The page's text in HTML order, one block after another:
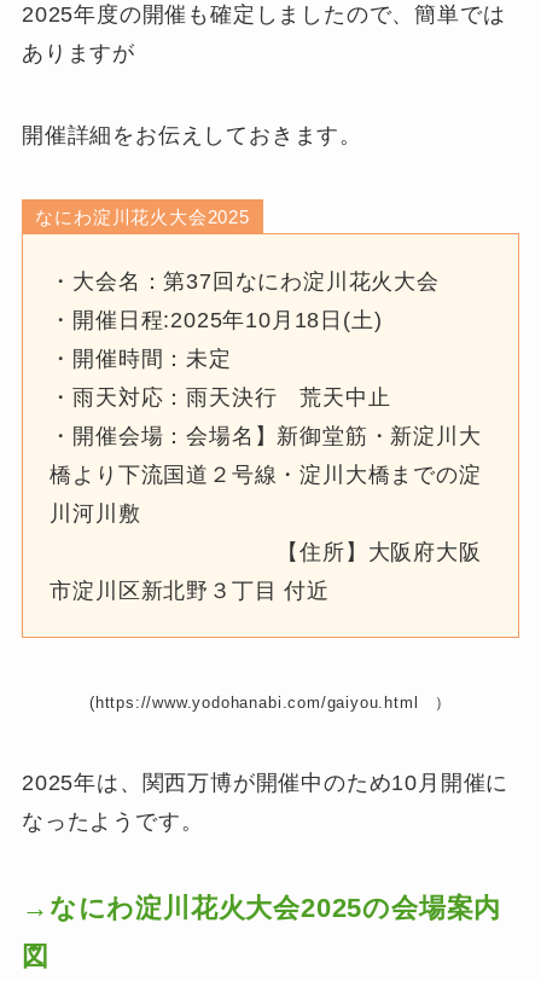
2025年度の開催も確定しましたので、簡単では
ありますが
開催詳細をお伝えしておきます。
なにわ淀川花火大会2025
・大会名：第37回なにわ淀川花火大会
・開催日程:2025年10月18日(土)
・開催時間：未定
・雨天対応：雨天決行 荒天中止
・開催会場：会場名】新御堂筋・新淀川大
橋より下流国道２号線・淀川大橋までの淀
川河川敷
【住所】大阪府大阪
市淀川区新北野３丁目 付近
(https://www.yodohanabi.com/gaiyou.html ）
2025年は、関西万博が開催中のため10月開催に
なったようです。
→なにわ淀川花火大会2025の会場案内
図